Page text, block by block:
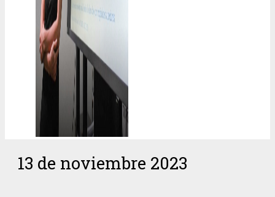
13 de noviembre 2023